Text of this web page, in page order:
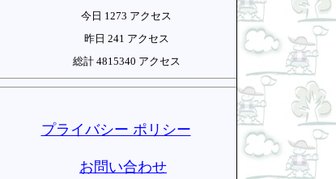
今日 1273 アクセス
昨日 241 アクセス
総計 4815340 アクセス
プライバシー ポリシー
お問い合わせ